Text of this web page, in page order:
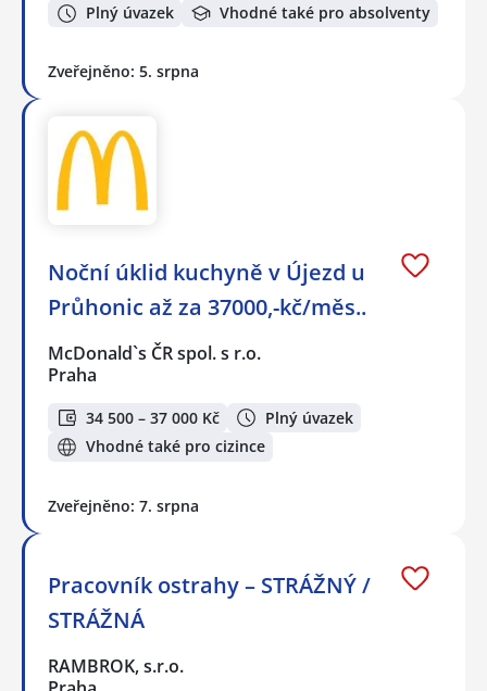
Plný úvazek Vhodné také pro absolventy
Zveřejněno: 5. srpna
Noční úklid kuchyně v Újezd u
Průhonic až za 37000,-kč/měs..
McDonald`s ČR spol. s r.o.
Praha
34 500 – 37 000 Kč
Plný úvazek
Vhodné také pro cizince
Zveřejněno: 7. srpna
Pracovník ostrahy – STRÁŽNÝ /
STRÁŽNÁ
RAMBROK, s.r.o.